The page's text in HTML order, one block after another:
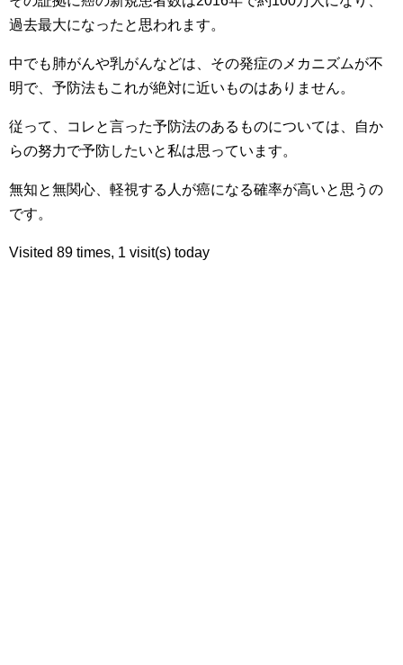
過去最大になったと思われます。
中でも肺がんや乳がんなどは、その発症のメカニズムが不
明で、予防法もこれが絶対に近いものはありません。
従って、コレと言った予防法のあるものについては、自か
らの努力で予防したいと私は思っています。
無知と無関心、軽視する人が癌になる確率が高いと思うの
です。
Visited 89 times, 1 visit(s) today